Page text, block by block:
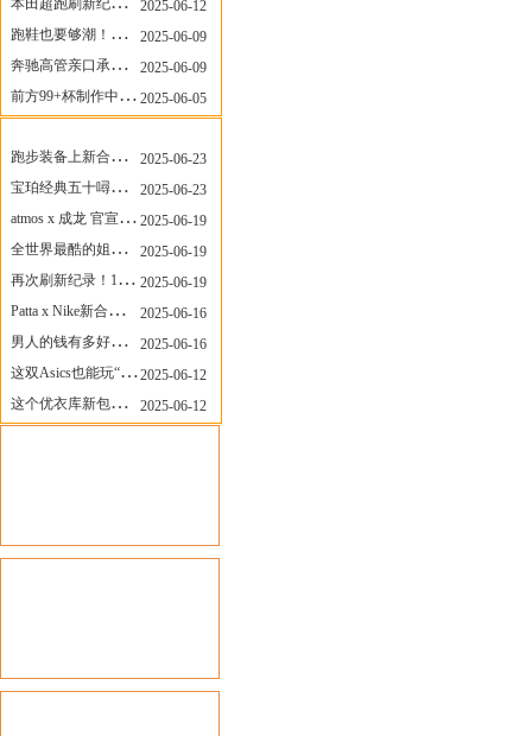
本田超跑刷新纪录了！700万元成交价
2025-06-12
跑鞋也要够潮！昂跑 x Slam Jam 联名即将发售
2025-06-09
奔驰高管亲口承认：电动G级，完全失败了！
2025-06-09
前方99+杯制作中！「爷爷不泡茶」苹果狗、桃桃喵，今夏顶流潮饮！
2025-06-05
跑步装备上新合集，最近有什么可以关注的呢？
2025-06-23
宝珀经典五十噚家族再添新员 适配所有腕围的38mm小表径腕表亮相
2025-06-23
atmos x 成龙 官宣，《警察故事》联名短袖公布！
2025-06-19
全世界最酷的姐姐，和Nike联名的鞋要来了！
2025-06-19
再次刷新纪录！14只 LABUBU 共拍出240万元
2025-06-19
Patta x Nike新合作提前泄露，这次的服饰周边也有亮点？
2025-06-16
男人的钱有多好赚？四个大学生创业卖短裤，年销8个亿！
2025-06-16
这双Asics也能玩“牛仔感”？TOGA联名即将登场！
2025-06-12
这个优衣库新包，能火起来吗？
2025-06-12